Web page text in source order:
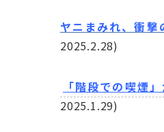
ヤニまみれ、衝
2025.2.28)
「階段での喫煙
2025.1.29)